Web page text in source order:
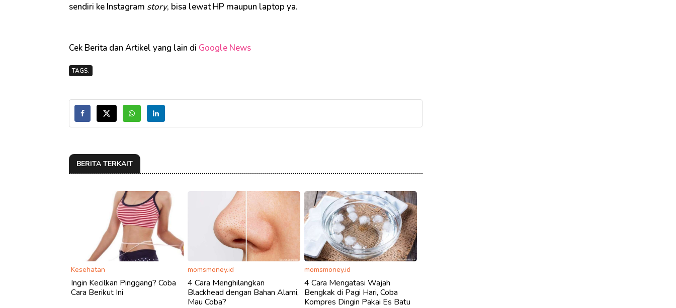
sendiri ke Instagram story, bisa lewat HP maupun laptop ya.
Cek Berita dan Artikel yang lain di Google News
TAGS:
BERITA TERKAIT
Kesehatan
Ingin Kecilkan Pinggang? Coba
Cara Berikut Ini
momsmoney.id
4 Cara Menghilangkan
Blackhead dengan Bahan Alami,
Mau Coba?
momsmoney.id
4 Cara Mengatasi Wajah
Bengkak di Pagi Hari, Coba
Kompres Dingin Pakai Es Batu